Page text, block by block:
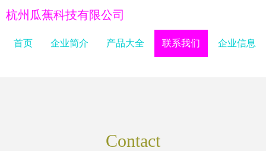
杭州瓜蕉科技有限公司
首页 企业简介 产品大全 联系我们 企业信息
Contact